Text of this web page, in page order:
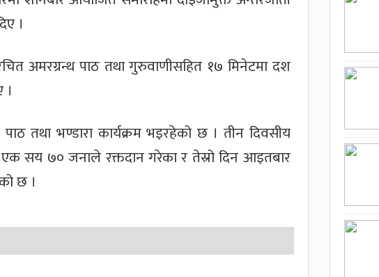
।
रचित अमरग्रन्थ पाठ तथा गुरुवाणीसहित १७ मिनेटमा दश
तथा भण्डारा कार्यक्रम भइरहेको छ । तीन दिवसीय
एक सय ७० जनाले रक्तदान गरेका र तेस्रो दिन आइतबार
छ ।